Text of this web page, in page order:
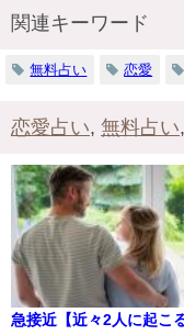
関連キーワード
無料占い 恋愛
恋愛占い, 無料占い,
急接近【近々2人に起こ